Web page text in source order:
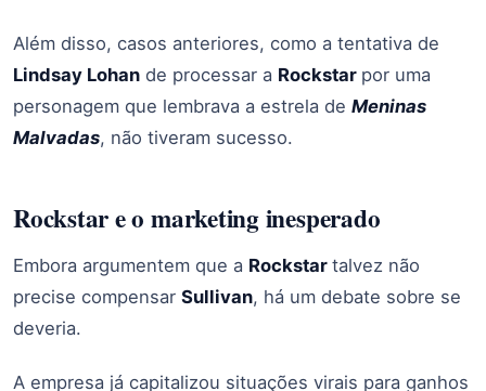
Além disso, casos anteriores, como a tentativa de
Lindsay Lohan de processar a Rockstar por uma
personagem que lembrava a estrela de Meninas
Malvadas, não tiveram sucesso.
Rockstar e o marketing inesperado
Embora argumentem que a Rockstar talvez não
precise compensar Sullivan, há um debate sobre se
deveria.
A empresa já capitalizou situações virais para ganhos